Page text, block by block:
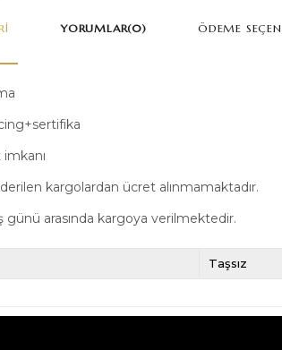
kargolardan ücret alınmamaktadır.
günü arasında kargoya verilmektedir.
Taşsız
YORUMLAR(0) ÖDEME